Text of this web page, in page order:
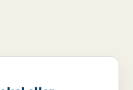
fastighetsmark till salu i